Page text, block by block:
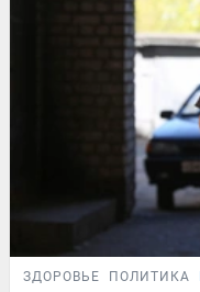
ЗДОРОВЬЕ ПОЛИТИКА